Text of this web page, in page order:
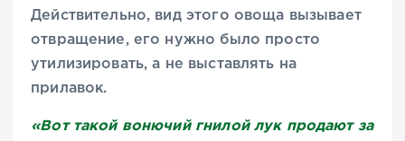
Действительно, вид этого овоща вызывает
отвращение, его нужно было просто
утилизировать, а не выставлять на
прилавок.
«Вот такой вонючий гнилой лук продают за